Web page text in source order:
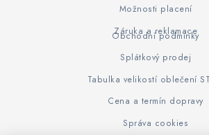
Možnosti placení
Záruka a reklamace
Obchodní podmínky
Splátkový prodej
Tabulka velikostí oblečení
Cena a termín dopravy
Správa cookies